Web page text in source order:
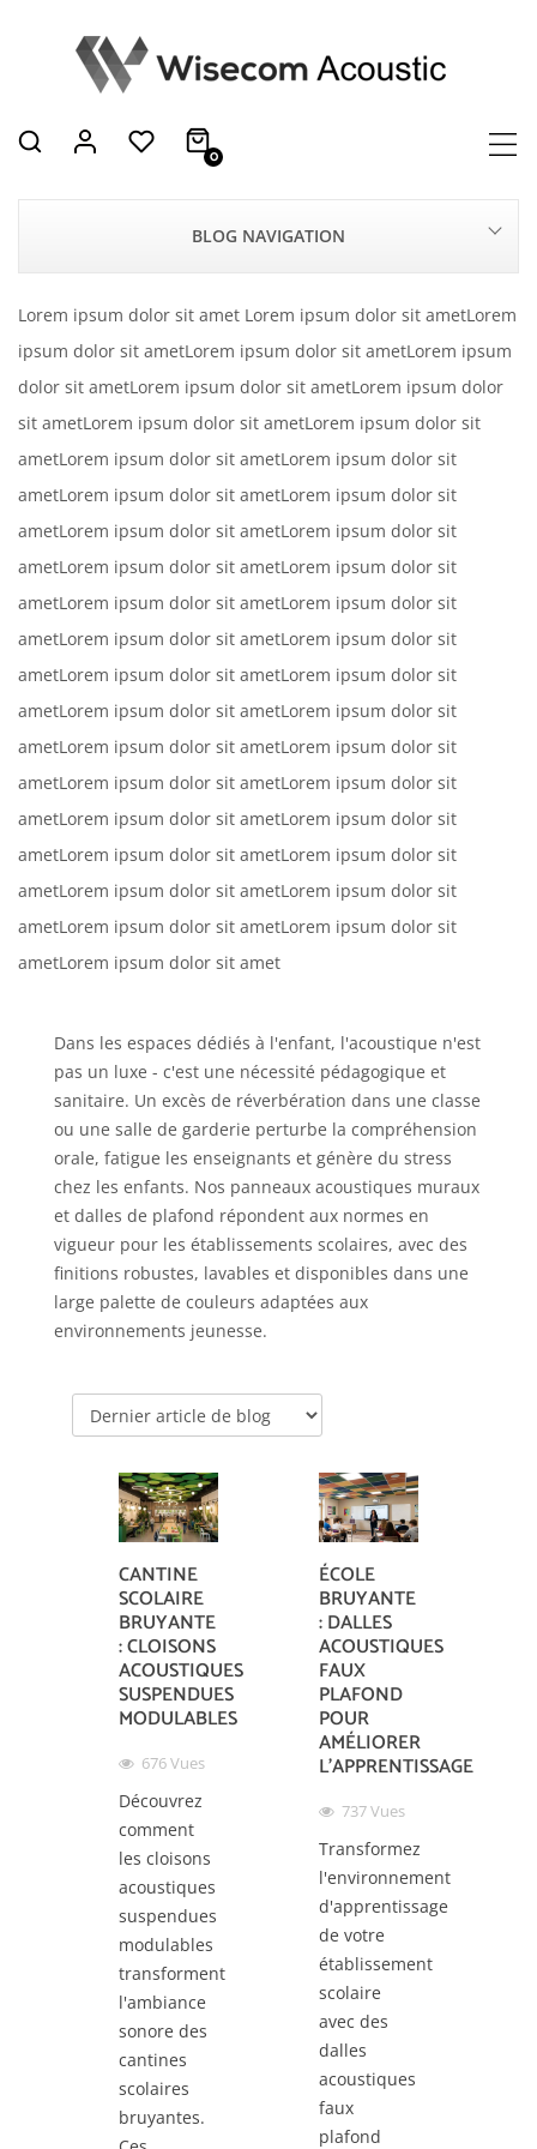
0
BLOG NAVIGATION
Lorem ipsum dolor sit amet Lorem ipsum dolor sit ametLorem
ipsum dolor sit ametLorem ipsum dolor sit ametLorem ipsum
dolor sit ametLorem ipsum dolor sit ametLorem ipsum dolor
sit ametLorem ipsum dolor sit ametLorem ipsum dolor sit
ametLorem ipsum dolor sit ametLorem ipsum dolor sit
ametLorem ipsum dolor sit ametLorem ipsum dolor sit
ametLorem ipsum dolor sit ametLorem ipsum dolor sit
ametLorem ipsum dolor sit ametLorem ipsum dolor sit
ametLorem ipsum dolor sit ametLorem ipsum dolor sit
ametLorem ipsum dolor sit ametLorem ipsum dolor sit
ametLorem ipsum dolor sit ametLorem ipsum dolor sit
ametLorem ipsum dolor sit ametLorem ipsum dolor sit
ametLorem ipsum dolor sit ametLorem ipsum dolor sit
ametLorem ipsum dolor sit ametLorem ipsum dolor sit
ametLorem ipsum dolor sit ametLorem ipsum dolor sit
ametLorem ipsum dolor sit ametLorem ipsum dolor sit
ametLorem ipsum dolor sit ametLorem ipsum dolor sit
ametLorem ipsum dolor sit ametLorem ipsum dolor sit
ametLorem ipsum dolor sit amet
Dans les espaces dédiés à l'enfant, l'acoustique n'est
pas un luxe - c'est une nécessité pédagogique et
sanitaire. Un excès de réverbération dans une classe
ou une salle de garderie perturbe la compréhension
orale, fatigue les enseignants et génère du stress
chez les enfants. Nos panneaux acoustiques muraux
et dalles de plafond répondent aux normes en
vigueur pour les établissements scolaires, avec des
finitions robustes, lavables et disponibles dans une
large palette de couleurs adaptées aux
environnements jeunesse.
CANTINE
SCOLAIRE
BRUYANTE
: CLOISONS
ACOUSTIQUES
SUSPENDUES
MODULABLES
676Vues
Découvrez
comment
les cloisons
acoustiques
suspendues
modulables
transforment
l'ambiance
sonore des
cantines
scolaires
bruyantes.
ÉCOLE
BRUYANTE
: DALLES
ACOUSTIQUES
FAUX
PLAFOND
POUR
AMÉLIORER
L'APPRENTISSAGE
737Vues
Transformez
l'environnement
d'apprentissage
de votre
établissement
scolaire
avec des
dalles
acoustiques
faux
plafond